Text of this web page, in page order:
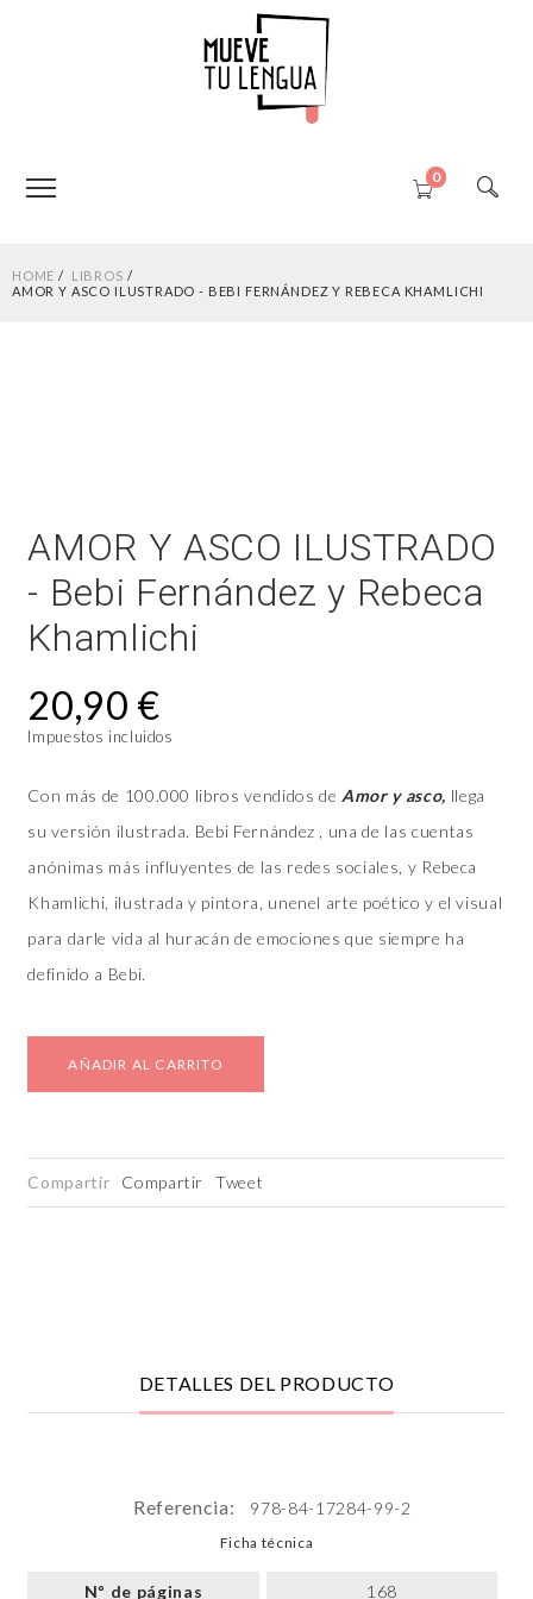
0
HOME
LIBROS
AMOR Y ASCO ILUSTRADO - BEBI FERNÁNDEZ Y REBECA KHAMLICHI
AMOR Y ASCO ILUSTRADO
- Bebi Fernández y Rebeca
Khamlichi
20,90 €
Impuestos incluidos
Con más de 100.000 libros vendidos deAmor y asco, llega
su versión ilustrada. Bebi Fernández , una de las cuentas
anónimas más influyentes de las redes sociales, y Rebeca
Khamlichi, ilustrada y pintora, unenel arte poético y el visual
para darle vida al huracán de emociones que siempre ha
definido a Bebi.
AÑADIR AL CARRITO
Compartir Compartir Tweet
DETALLES DEL PRODUCTO
Referencia: 978-84-17284-99-2
Ficha técnica
Nº de páginas 168